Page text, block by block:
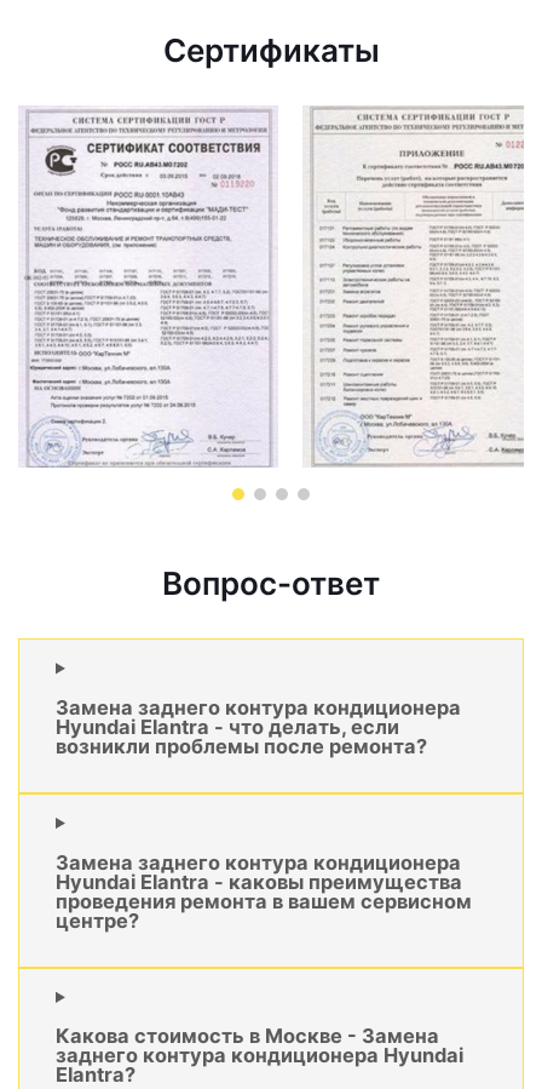
Сертификаты
Вопрос-ответ
Замена заднего контура кондиционера
Hyundai Elantra - что делать, если
возникли проблемы после ремонта?
Замена заднего контура кондиционера
Hyundai Elantra - каковы преимущества
проведения ремонта в вашем сервисном
центре?
Какова стоимость в Москве - Замена
заднего контура кондиционера Hyundai
Elantra?